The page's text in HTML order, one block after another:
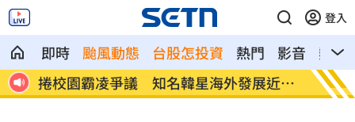
登入
即時 颱風動態 台股怎投資 熱門 影音
熱搜
離
捲校園霸凌爭議 知名韓星海外發展近況
曝
鄭麗
家」